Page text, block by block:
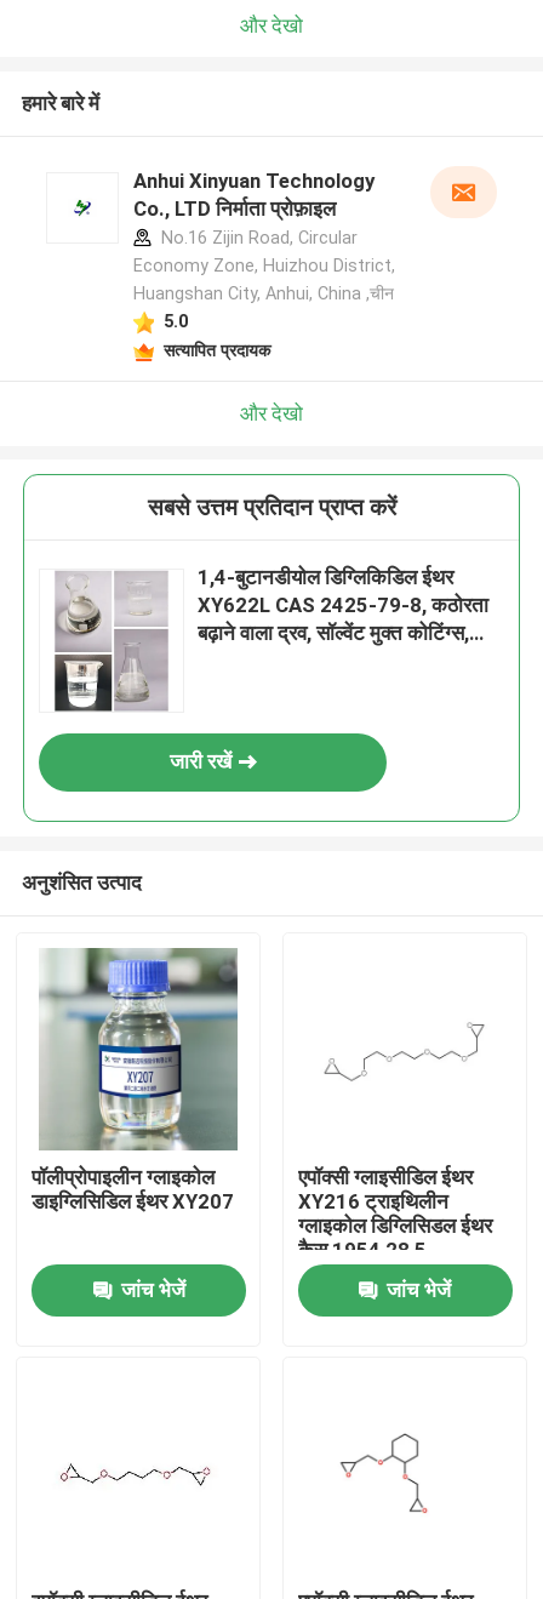
हमारे बारे में
और देखो
हमारे बारे में
Anhui Xinyuan Technology
Co., LTD निर्माता प्रोफ़ाइल
No.16 Zijin Road, Circular
Economy Zone, Huizhou District,
Huangshan City, Anhui, China ,चीन
5.0
सत्यापित प्रदायक
और देखो
सबसे उत्तम प्रतिदान प्राप्त करें
1,4-बुटानडीयोल डिग्लिकिडिल ईथर
XY622L CAS 2425-79-8, कठोरता
बढ़ाने वाला द्रव, सॉल्वेंट मुक्त कोटिंग्स,
जारी रखें
अनुशंसित उत्पाद
पॉलीप्रोपाइलीन ग्लाइकोल
डाइग्लिसिडिल ईथर XY207
जांच भेजें
एपॉक्सी ग्लाइसीडिल ईथर
XY216 ट्राइथिलीन
ग्लाइकोल डिग्लिसिडल ईथर
कैस 1954 28 5
जांच भेजें